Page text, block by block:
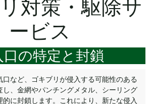
対策・駆除サ
ービス
口の特定と封鎖
口など、ゴキブリが侵入する可能性のある
し、金網やパンチングメタル、シーリング
に封鎖します。これにより、新たな侵入